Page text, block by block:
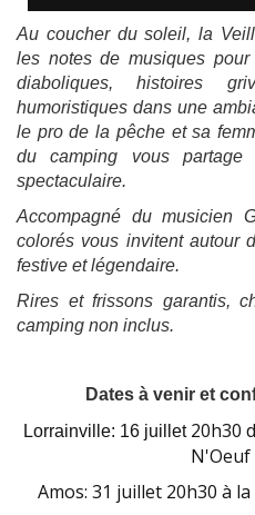
Au coucher du soleil, la
les notes de musiques
diaboliques, histoires
humoristiques dans une
le pro de la pêche et sa
du camping vous
spectaculaire.
Accompagné du musicien
colorés vous invitent autour
festive et légendaire.
Rires et frissons garantis,
camping non inclus.
Dates à venir et
Lorrainville: 16 juillet 20h30
Amos: 31 juillet 20h30 à